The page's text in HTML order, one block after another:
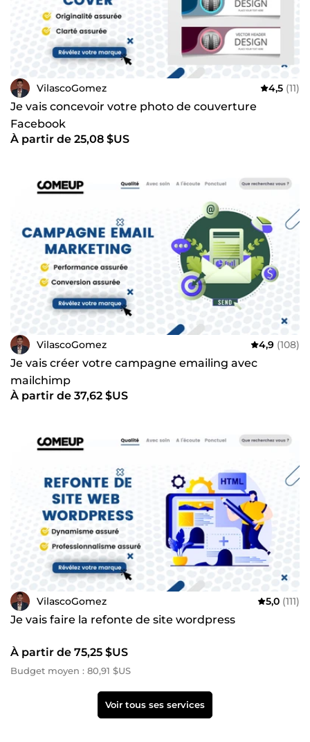
VilascoGomez 4,5 (11)
Je vais concevoir votre photo de couverture
Facebook
À partir de 25,08 $US
VilascoGomez 4,9 (108)
Je vais créer votre campagne emailing avec
mailchimp
À partir de 37,62 $US
VilascoGomez 5,0 (111)
Je vais faire la refonte de site wordpress
À partir de 75,25 $US
Budget moyen : 80,91 $US
Voir tous ses services